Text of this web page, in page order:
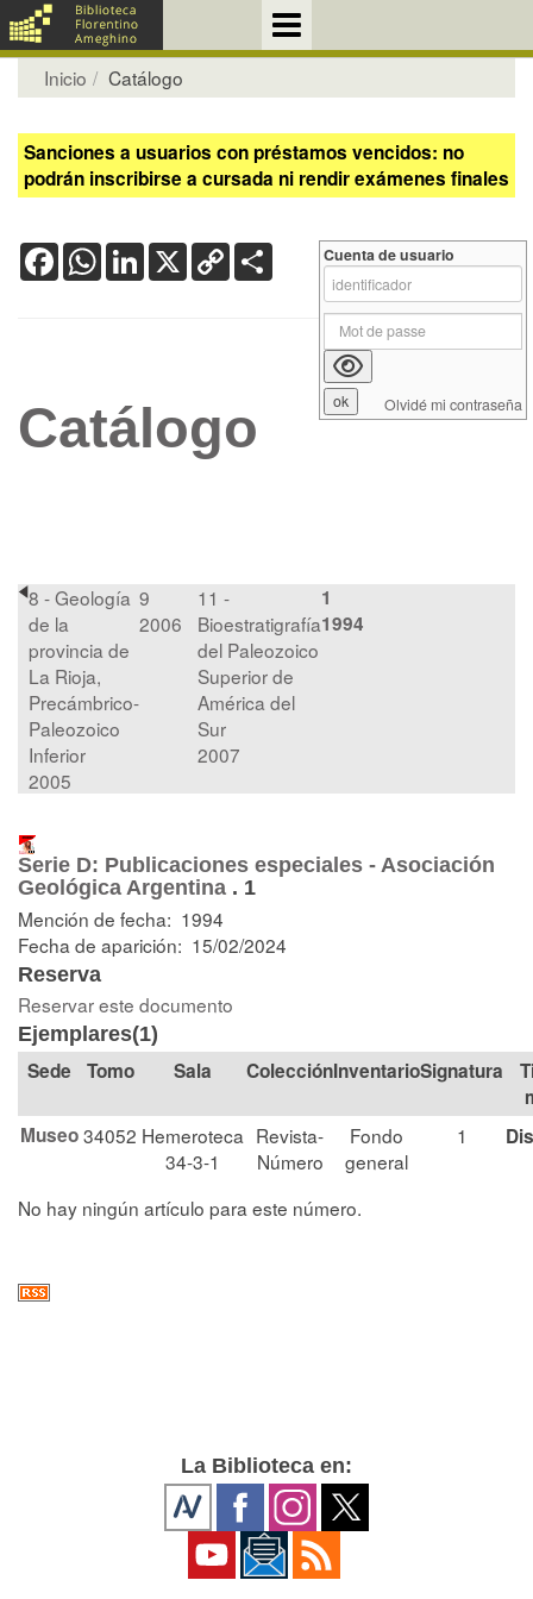
Inicio Catálogo
Sanciones a usuarios con préstamos vencidos: no
podrán inscribirse a cursada ni rendir exámenes finales
FacebookWhatsApp
LinkedIn
X Copy
Link
Catálogo
8 - Geología
de la
provincia de
La Rioja,
Precámbrico-
Paleozoico
Inferior
2005
9
2006
11 -
Bioestratigrafía
del Paleozoico
Superior de
América del
Sur
2007
1
1994
Serie D: Publicaciones especiales - Asociación
Geológica Argentina . 1
Mención de fecha: 1994
Fecha de aparición: 15/02/2024
Reserva
Reservar este documento
Ejemplares(1)
Tomo Sala Colección Signatura
Museo34052 Hemeroteca
34-3-1
Revista-
Número
Fondo
general
1
No hay ningún artículo para este número.
Cuenta de usuario
Olvidé mi contraseña
La Biblioteca en: